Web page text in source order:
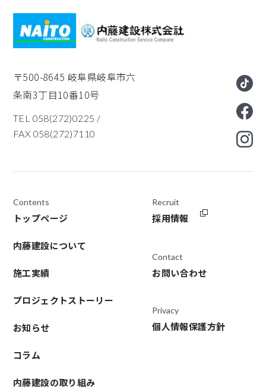
〒500-8645 岐阜県岐阜市六
条南3丁目10番10号
TEL 058(272)0225 /
FAX 058(272)7110
Contents
トップページ
内藤建設について
施工実績
プロジェクトストーリー
お知らせ
コラム
内藤建設の取り組み
Recruit
採用情報
Contact
お問い合わせ
Privacy
個人情報保護方針